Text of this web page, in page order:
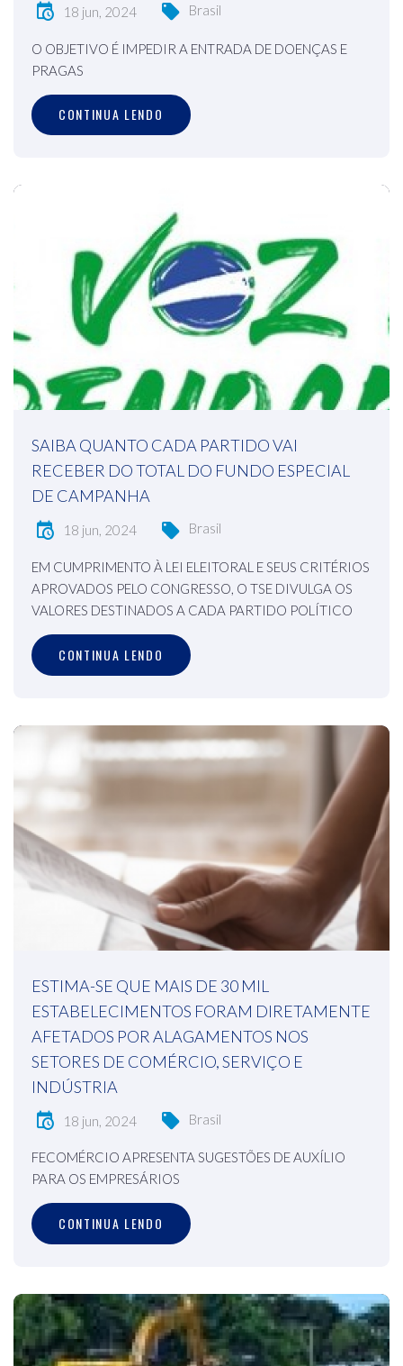
18 jun, 2024 Brasil
O OBJETIVO É IMPEDIR A ENTRADA DE DOENÇAS E
PRAGAS
CONTINUA LENDO
SAIBA QUANTO CADA PARTIDO VAI
RECEBER DO TOTAL DO FUNDO ESPECIAL
DE CAMPANHA
18 jun, 2024 Brasil
EM CUMPRIMENTO À LEI ELEITORAL E SEUS CRITÉRIOS
APROVADOS PELO CONGRESSO, O TSE DIVULGA OS
VALORES DESTINADOS A CADA PARTIDO POLÍTICO
CONTINUA LENDO
ESTIMA-SE QUE MAIS DE 30 MIL
ESTABELECIMENTOS FORAM DIRETAMENTE
AFETADOS POR ALAGAMENTOS NOS
SETORES DE COMÉRCIO, SERVIÇO E
INDÚSTRIA
18 jun, 2024 Brasil
FECOMÉRCIO APRESENTA SUGESTÕES DE AUXÍLIO
PARA OS EMPRESÁRIOS
CONTINUA LENDO